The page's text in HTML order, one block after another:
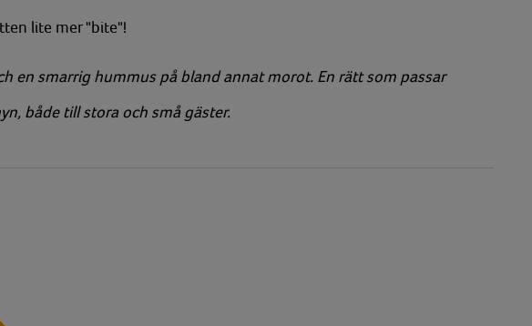
lite mer "bite"!
en smarrig hummus på bland annat morot. En rätt som passar
både till stora och små gäster.